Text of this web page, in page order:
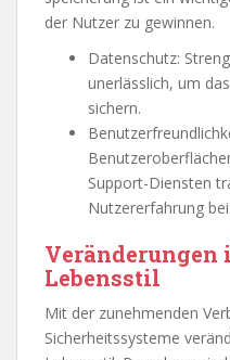
der Nutzer zu gewinnen.
Datenschutz:
unerlässlich, um
sichern.
Support-Diensten
Nutzererfahrung bei.
Veränderungen
Lebensstil
Mit der zunehmenden
Sicherheitssysteme